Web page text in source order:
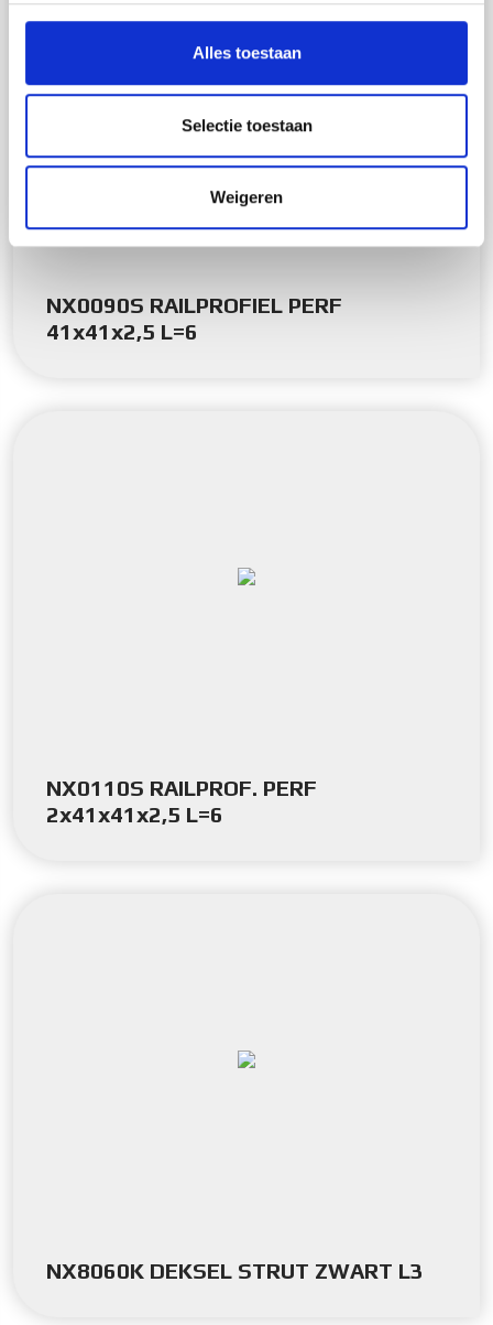
personaliseren, om functies voor social media te bieden
en om ons websiteverkeer te analyseren. Ook delen we
partners voor social media, adverteren en analyse. Deze
partners kunnen deze gegevens combineren met andere
verzameld op basis van uw gebruik van hun services.
Alles toestaan
Selectie toestaan
Weigeren
NX0090S RAILPROFIEL PERF
41x41x2,5 L=6
NX0110S RAILPROF. PERF
2x41x41x2,5 L=6
NX8060K DEKSEL STRUT ZWART L3